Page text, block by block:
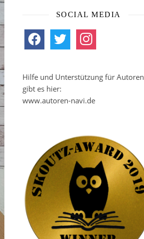
SOCIAL MEDIA
facebook twitter instagram
Hilfe und Unterstützung für Autoren
gibt es hier:
www.autoren-navi.de